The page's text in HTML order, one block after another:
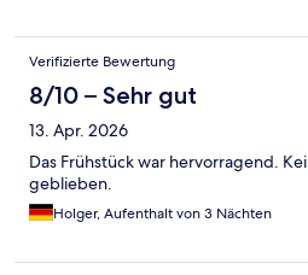
Verifizierte Bewertung
8/10 – Sehr gut
13. Apr. 2026
Das Frühstück war hervorragend.
geblieben.
Holger, Aufenthalt von 3 Nächten